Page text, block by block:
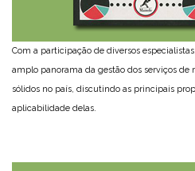
Com a participação de diversos
amplo panorama da gestão dos serviços de
sólidos no país, discutindo as principais
aplicabilidade delas.